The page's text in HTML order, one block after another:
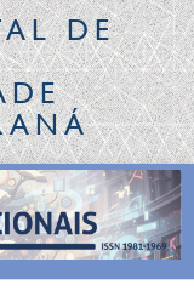
CanaisDE